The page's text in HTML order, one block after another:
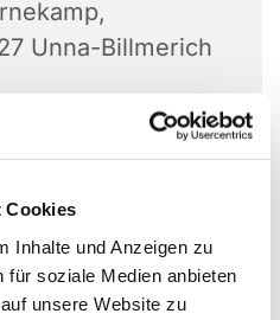
Cookies
Inhalte und Anzeigen zu
für soziale Medien anbieten
unsere Website zu
Unna-Billmerich